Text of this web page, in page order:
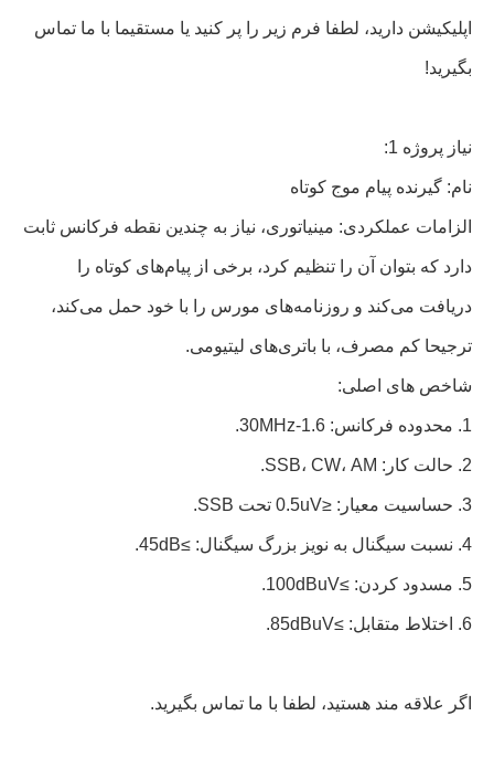
اپلیکیشن دارید، لطفا فرم زیر را پر کنید یا مستقیما با ما تماس
بگیرید!
نیاز پروژه 1:
نام: گیرنده پیام موج کوتاه
الزامات عملکردی: مینیاتوری، نیاز به چندین نقطه فرکانس ثابت
دارد که بتوان آن را تنظیم کرد، برخی از پیام‌های کوتاه را
دریافت می‌کند و روزنامه‌های مورس را با خود حمل می‌کند،
ترجیحا کم مصرف، با باتری‌های لیتیومی.
شاخص های اصلی:
1. محدوده فرکانس: 1.6-30MHz.
2. حالت کار: SSB، CW، AM.
3. حساسیت معیار: ≤0.5uV تحت SSB.
4. نسبت سیگنال به نویز بزرگ سیگنال: ≥45dB.
5. مسدود کردن: ≥100dBuV.
6. اختلاط متقابل: ≥85dBuV.
اگر علاقه مند هستید، لطفا با ما تماس بگیرید.